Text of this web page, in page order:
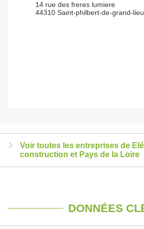
14 rue des freres lumiere
44310 Saint-philbert-de-grand-lieu
Voir toutes les entreprises de
construction et Pays de la Loire
DONNÉES